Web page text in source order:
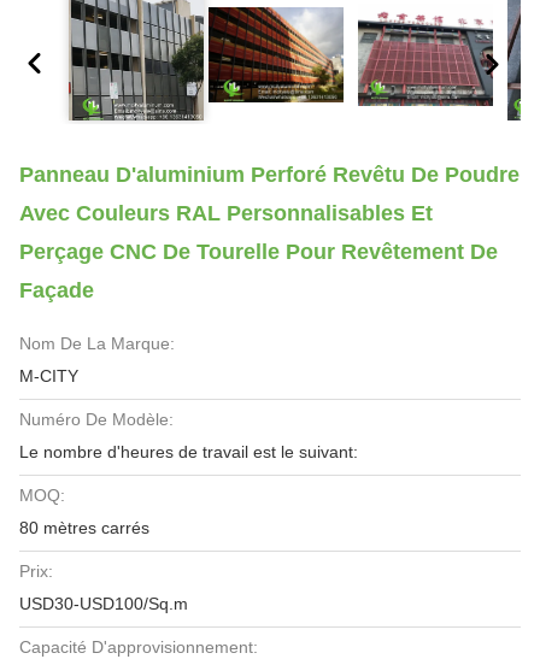
Panneau D'aluminium Perforé Revêtu De Poudre
Avec Couleurs RAL Personnalisables Et
Perçage CNC De Tourelle Pour Revêtement De
Façade
Nom De La Marque:
M-CITY
Numéro De Modèle:
Le nombre d'heures de travail est le suivant:
MOQ:
80 mètres carrés
Prix:
USD30-USD100/Sq.m
Capacité D'approvisionnement: